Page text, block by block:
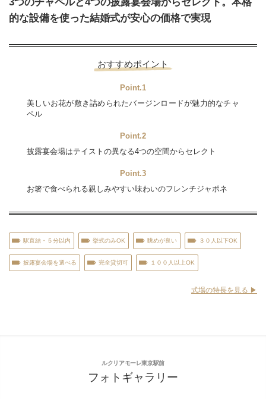
的な設備を使った結婚式が安心の価格で実現
おすすめポイント
Point.1
美しいお花が敷き詰められたバージンロードが魅力的なチャ
ペル
Point.2
披露宴会場はテイストの異なる4つの空間からセレクト
Point.3
お箸で食べられる親しみやすい味わいのフレンチジャポネ
駅直結・５分以内 挙式のみOK 眺めが良い ３０人以下OK
披露宴会場を選べる 完全貸切可 １００人以上OK
式場の特長を見る ▶︎
ルクリアモーレ東京駅前
フォトギャラリー